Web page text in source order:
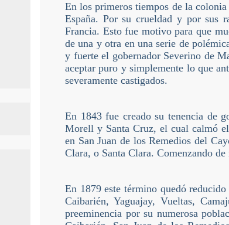
En los primeros tiempos de la
España. Por su crueldad y por sus
Francia. Esto fue motivo para que
de una y otra en una serie de
y fuerte el gobernador Severino de
aceptar puro y simplemente lo que
severamente castigados.
En 1843 fue creado su tenencia de
Morell y Santa Cruz, el cual calmó
en San Juan de los Remedios del
Clara, o Santa Clara. Comenzando
En 1879 este término quedó
Caibarién, Yaguajay, Vueltas,
preeminencia por su numerosa